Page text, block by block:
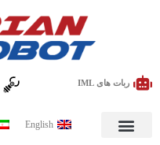
ربات های IML
English